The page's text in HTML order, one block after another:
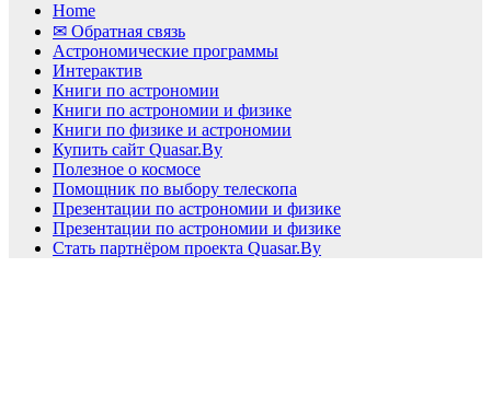
Home
✉ Обратная связь
Астрономические программы
Интерактив
Книги по астрономии
Книги по астрономии и физике
Книги по физике и астрономии
Купить сайт Quasar.By
Полезное о космосе
Помощник по выбору телескопа
Презентации по астрономии и физике
Презентации по астрономии и физике
Стать партнёром проекта Quasar.By